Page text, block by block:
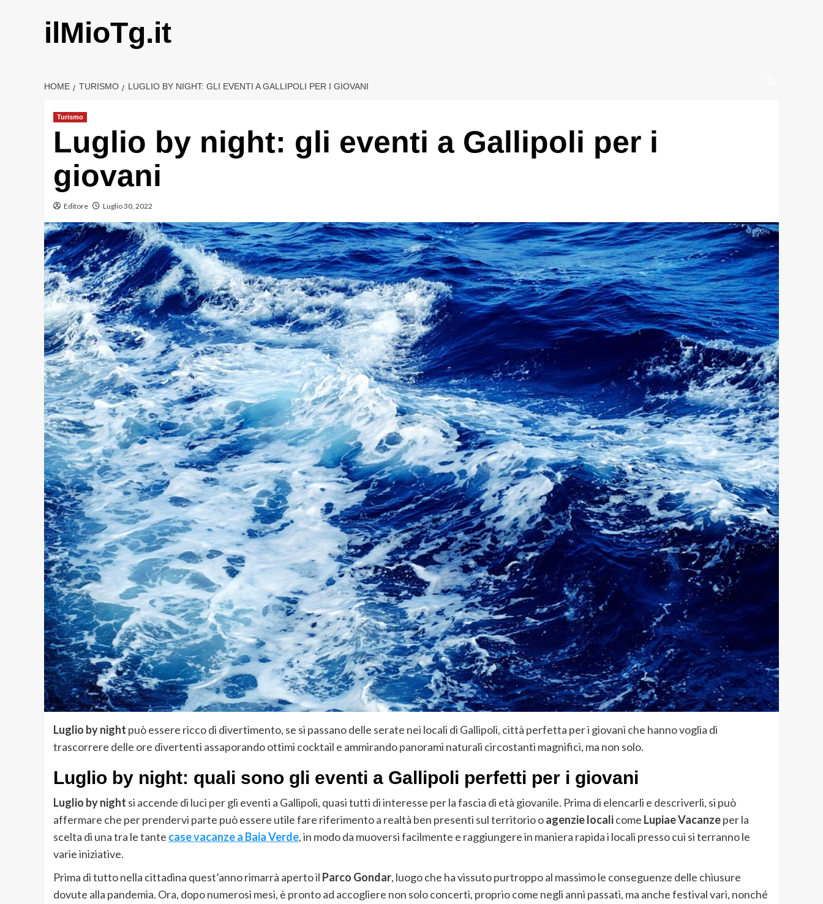
ilMioTg.it
HOME TURISMO LUGLIO BY NIGHT: GLI EVENTI A GALLIPOLI PER I GIOVANI
Turismo
Luglio by night: gli eventi a Gallipoli per i
giovani
Editore Luglio 30, 2022
Luglio by night può essere ricco di divertimento, se si passano delle serate nei locali di Gallipoli, città perfetta per i giovani che hanno voglia di
trascorrere delle ore divertenti assaporando ottimi cocktail e ammirando panorami naturali circostanti magnifici, ma non solo.
Luglio by night: quali sono gli eventi a Gallipoli perfetti per i giovani
Luglio by night si accende di luci per gli eventi a Gallipoli, quasi tutti di interesse per la fascia di età giovanile. Prima di elencarli e descriverli, si può
affermare che per prendervi parte può essere utile fare riferimento a realtà ben presenti sul territorio oagenzie localicome Lupiae Vacanzeper la
scelta di una tra le tante case vacanze a Baia Verde, in modo da muoversi facilmente e raggiungere in maniera rapida i locali presso cui si terranno le
varie iniziative.
Prima di tutto nella cittadina quest’anno rimarrà aperto il Parco Gondar, luogo che ha vissuto purtroppo al massimo le conseguenze delle chiusure
dovute alla pandemia. Ora, dopo numerosi mesi, è pronto ad accogliere non solo concerti, proprio come negli anni passati, ma anche festival vari, nonché